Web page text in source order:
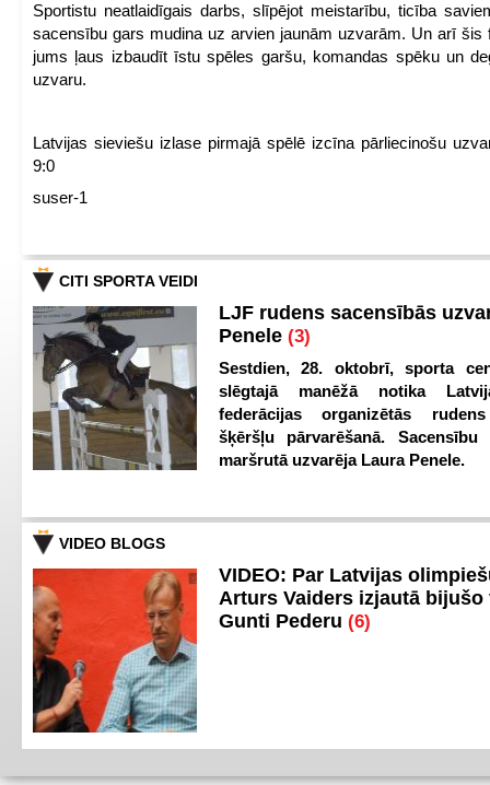
Sportistu neatlaidīgais darbs, slīpējot meistarību, ticība
sacensību gars mudina uz arvien jaunām uzvarām. Un arī šis
jums ļaus izbaudīt īstu spēles garšu, komandas spēku un
uzvaru.
Latvijas sieviešu izlase pirmajā spēlē izcīna pārliecinošu
9:0
suser-1
CITI SPORTA VEIDI
LJF rudens sacensībās
Penele (3)
Sestdien, 28. oktobrī, sporta
slēgtajā manēžā notika
federācijas organizētās
šķēršļu pārvarēšanā. Sacensību
maršrutā uzvarēja Laura Penele.
VIDEO BLOGS
VIDEO: Par Latvijas
Arturs Vaiders izjautā bijušo
Gunti Pederu (6)